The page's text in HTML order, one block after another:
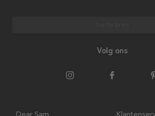
Volg ons
Dear Sam